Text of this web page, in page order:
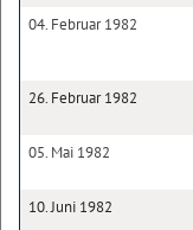
04. Februar 1982
26. Februar 1982
05. Mai 1982
10. Juni 1982